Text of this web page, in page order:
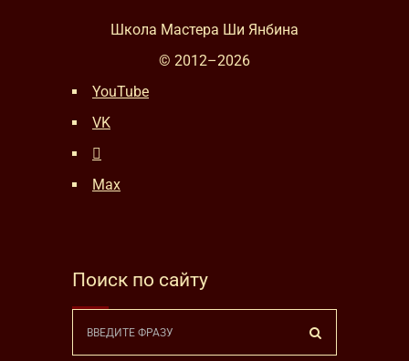
Школа Мастера Ши Янбина
© 2012–2026
YouTube
VK
Max
Поиск по сайту